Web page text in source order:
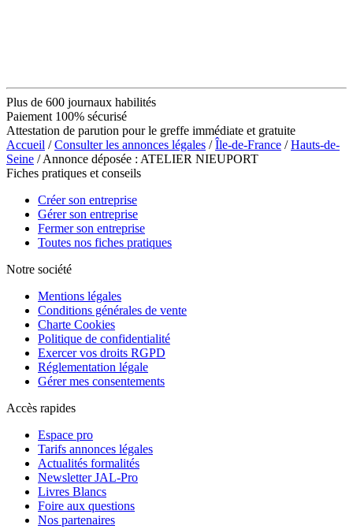
Plus de 600 journaux habilités
Paiement 100% sécurisé
Attestation de parution pour le greffe immédiate et gratuite
Accueil /Consulter les annonces légales /Île-de-France /Hauts-de-
Seine / Annonce déposée : ATELIER NIEUPORT
Fiches pratiques et conseils
Créer son entreprise
Gérer son entreprise
Fermer son entreprise
Toutes nos fiches pratiques
Notre société
Mentions légales
Conditions générales de vente
Charte Cookies
Politique de confidentialité
Exercer vos droits RGPD
Réglementation légale
Gérer mes consentements
Accès rapides
Espace pro
Tarifs annonces légales
Actualités formalités
Newsletter JAL-Pro
Livres Blancs
Foire aux questions
Nos partenaires